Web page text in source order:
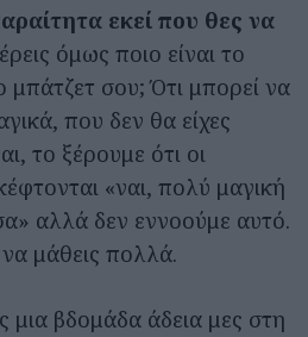
εκεί που θες να
όμως ποιο είναι το
μπάτζετ σου; Ότι μπορεί να
που δεν θα είχες
το ξέρουμε ότι οι
«ναι, πολύ μαγική
αλλά δεν εννοούμε αυτό.
να μάθεις πολλά.
μια βδομάδα άδεια μες στη